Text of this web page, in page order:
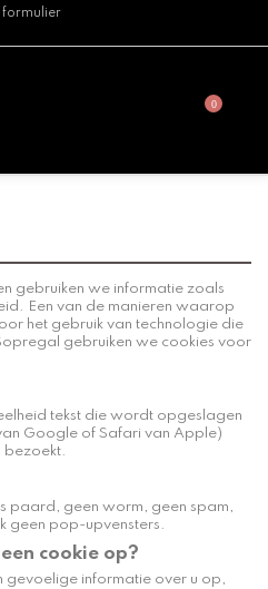
formulier
0
gebruiken we informatie zoals
Een van de manieren waarop
het gebruik van technologie die
gebruiken we cookies voor
tekst die wordt opgeslagen
Google of Safari van Apple)
bezoekt.
paard, geen worm, geen spam,
geen pop-upvensters.
cookie op?
gevoelige informatie over u op,